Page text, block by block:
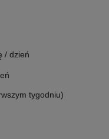
/ dzień
tygodniu)